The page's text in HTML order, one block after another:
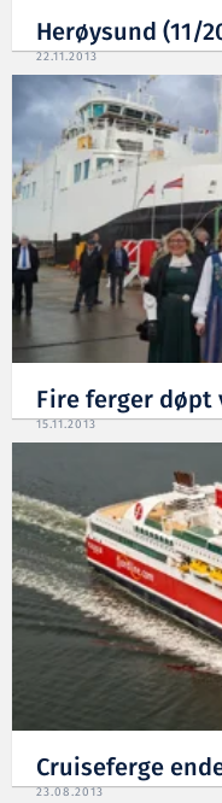
Herøysund (11/
22.11.2013
Fire ferger døpt
15.11.2013
Cruiseferge
23.08.2013